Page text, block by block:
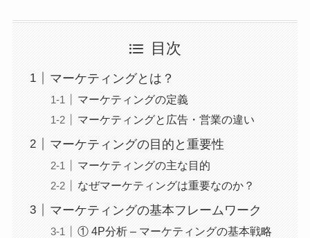
目次
マーケティングとは？
マーケティングの定義
マーケティングと広告・営業の違い
マーケティングの目的と重要性
マーケティングの主な目的
なぜマーケティングは重要なのか？
マーケティングの基本フレームワーク
① 4P分析 – マーケティングの基本戦略